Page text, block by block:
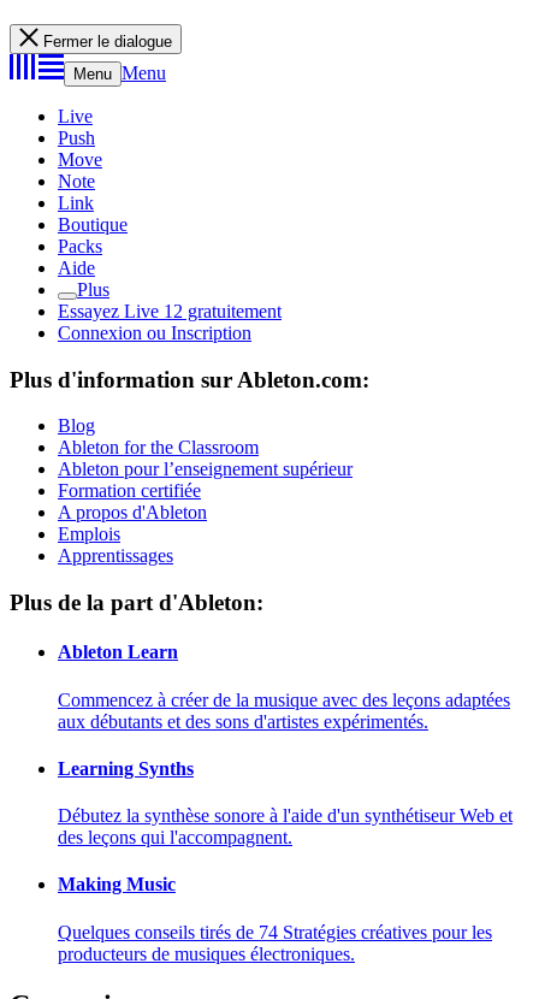
Fermer le dialogue
Menu Menu
Live
Push
Move
Note
Link
Boutique
Packs
Aide
Plus
Essayez Live 12 gratuitement
Connexion ou Inscription
Plus d'information sur Ableton.com:
Blog
Ableton for the Classroom
Ableton pour l’enseignement supérieur
Formation certifiée
A propos d'Ableton
Emplois
Apprentissages
Plus de la part d'Ableton:
Ableton Learn
Commencez à créer de la musique avec des leçons adaptées
aux débutants et des sons d'artistes expérimentés.
Learning Synths
Débutez la synthèse sonore à l'aide d'un synthétiseur Web et
des leçons qui l'accompagnent.
Making Music
Quelques conseils tirés de 74 Stratégies créatives pour les
producteurs de musiques électroniques.